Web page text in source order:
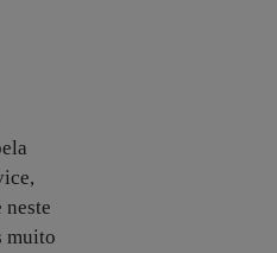
neste
muito